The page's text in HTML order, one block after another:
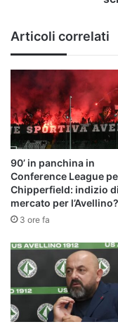
Articoli correlati
90’ in panchina in
Conference League
Chipperfield: indizio di
mercato per l’Avellino?
3 ore fa